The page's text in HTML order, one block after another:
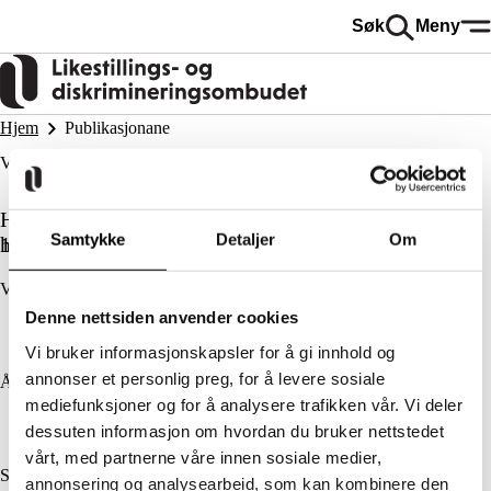
Samtykke Detaljer Om
Denne nettsiden anvender cookies
Vi bruker informasjonskapsler for å gi innhold og
annonser et personlig preg, for å levere sosiale
mediefunksjoner og for å analysere trafikken vår. Vi deler
dessuten informasjon om hvordan du bruker nettstedet
vårt, med partnerne våre innen sosiale medier,
annonsering og analysearbeid, som kan kombinere den
Søk Meny
Hjem
Publikasjonane
Våre publikasjoner
163 søkeresultater
Her finner du en oversikt over brev, rapporter og
høringer.
Velg publikasjon
Alle publikasjoner
År
Alle
Søk